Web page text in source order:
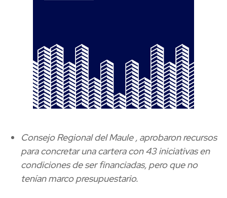
Consejo Regional del Maule , aprobaron recursos
para concretar una cartera con 43 iniciativas en
condiciones de ser financiadas, pero que no
tenían marco presupuestario.